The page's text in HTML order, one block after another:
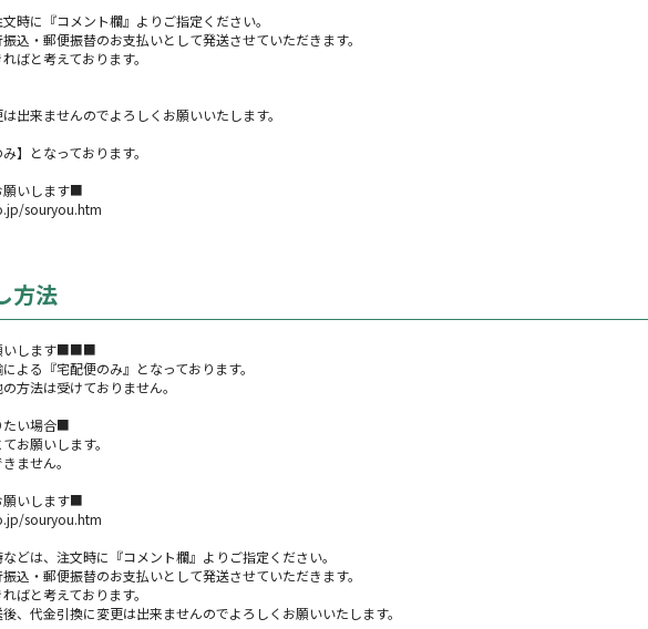
時に『コメント欄』よりご指定ください。
込・郵便振替のお支払いとして発送させていただきます。
ばと考えております。
出来ませんのでよろしくお願いいたします。
】となっております。
願いします■
souryou.htm
方法
いします■■■
よる『宅配便のみ』となっております。
方法は受けておりません。
たい場合■
お願いします。
ません。
願いします■
souryou.htm
どは、注文時に『コメント欄』よりご指定ください。
込・郵便振替のお支払いとして発送させていただきます。
ばと考えております。
後、代金引換に変更は出来ませんのでよろしくお願いいたします。